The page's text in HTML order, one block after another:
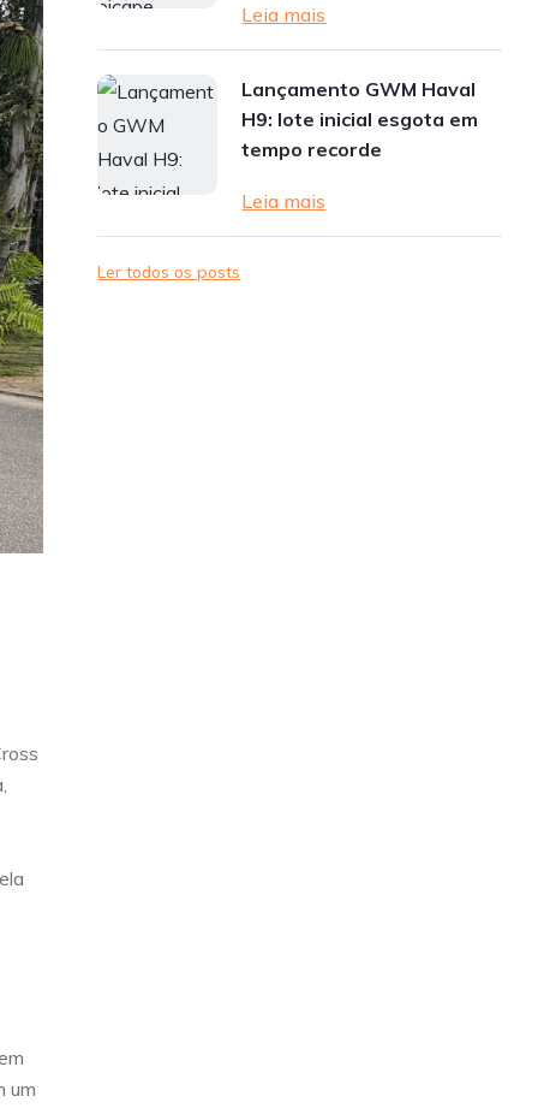
um
Leia mais
Lançamento GWM Haval
H9: lote inicial esgota em
tempo recorde
Leia mais
Ler todos os posts